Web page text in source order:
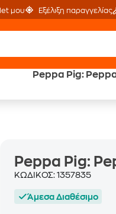
μου Εξέλιξη παραγγελίας
Peppa Pig: Έλα
Peppa Pig:
ΚΩΔΙΚΟΣ:1357835
Άμεσα Διαθέσιμο